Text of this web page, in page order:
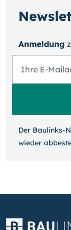
Anmeldung
Der Baulinks-
wieder